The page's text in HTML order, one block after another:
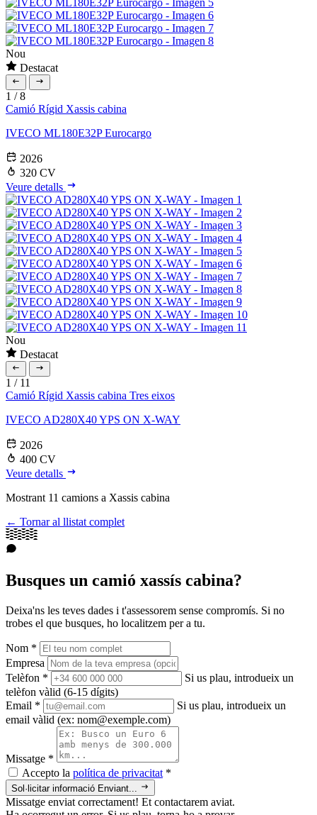
Nou
Destacat
1 /8
Camió Rígid Xassis cabina
IVECO ML180E32P Eurocargo
2026
320 CV
Veure detalls
Nou
Destacat
1 / 11
Camió Rígid Xassis cabina Tres eixos
IVECO AD280X40 YPS ON X-WAY
2026
400 CV
Veure detalls
Mostrant 11 camions a Xassis cabina
← Tornar al llistat complet
Busques un camió xassís cabina?
Deixa'ns les teves dades i t'assessorem sense compromís. Si no
trobes el que busques, ho localitzem per a tu.
Nom *
Empresa
Telèfon *
Si us plau, introdueix un
telèfon vàlid (6-15 dígits)
Email *
Si us plau, introdueix un
email vàlid (ex: nom@exemple.com)
Missatge *
Accepto la política de privacitat *
Sol·licitar informació Enviant...
Missatge enviat correctament! Et contactarem aviat.